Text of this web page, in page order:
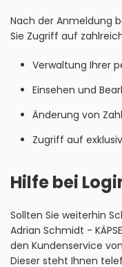
Nach der Anmeldung
Sie Zugriff auf
Verwaltung Ihrer
Einsehen und
Änderung von
Zugriff auf
Hilfe bei
Sollten Sie weiterhin
Adrian Schmidt -
den Kundenservice
Dieser steht Ihnen